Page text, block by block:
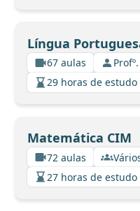
Língua
67 aulas
29 horas de estudo
Matemática CIM
72 aulas
27 horas de estudo